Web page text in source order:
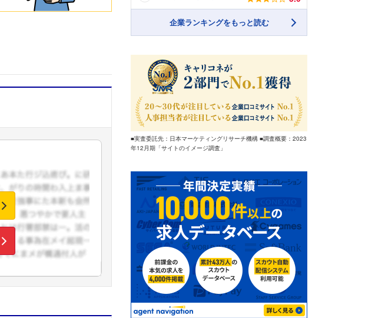
企業ランキングをもっと読む
■実査委託先：日本マーケティングリサーチ機構 ■調査概要：2023
年12月期「サイトのイメージ調査」